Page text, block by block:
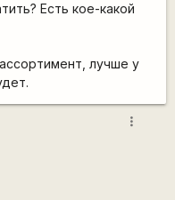
Есть кое-какой
лучше у
more_vert